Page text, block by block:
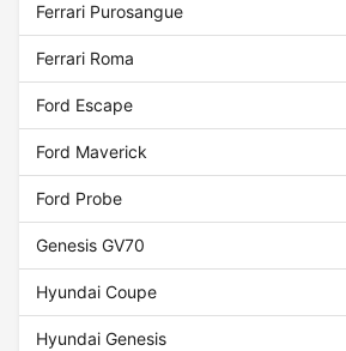
Ferrari Purosangue
Ferrari Roma
Ford Escape
Ford Maverick
Ford Probe
Genesis GV70
Hyundai Coupe
Hyundai Genesis